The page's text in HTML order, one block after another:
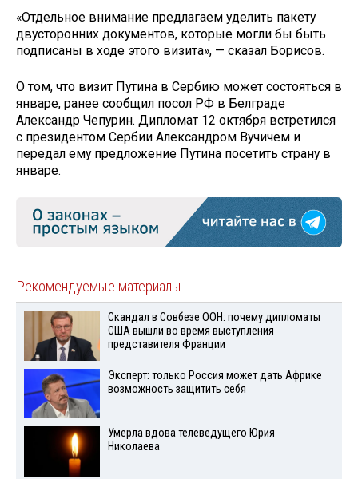
«Отдельное внимание предлагаем уделить пакету
двусторонних документов, которые могли бы быть
подписаны в ходе этого визита», — сказал Борисов.
О том, что визит Путина в Сербию может состояться в
январе, ранее сообщил посол РФ в Белграде
Александр Чепурин. Дипломат 12 октября встретился
с президентом Сербии Александром Вучичем и
передал ему предложение Путина посетить страну в
январе.
Рекомендуемые материалы
Скандал в Совбезе ООН: почему дипломаты
США вышли во время выступления
представителя Франции
Эксперт: только Россия может дать Африке
возможность защитить себя
Умерла вдова телеведущего Юрия
Николаева